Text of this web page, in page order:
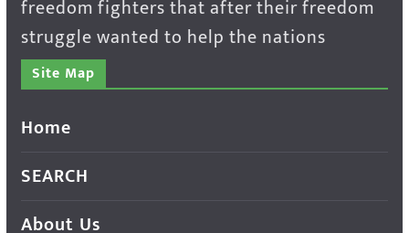
freedom fighters that after their freedom
struggle wanted to help the nations
Site Map
Home
SEARCH
About Us